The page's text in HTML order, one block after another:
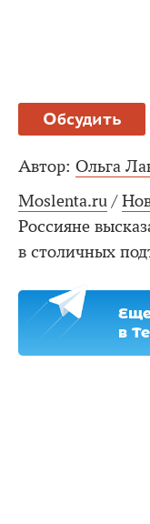
Обсудить
Автор: Ольга
Moslenta.ru /
Россияне
в столичных
в